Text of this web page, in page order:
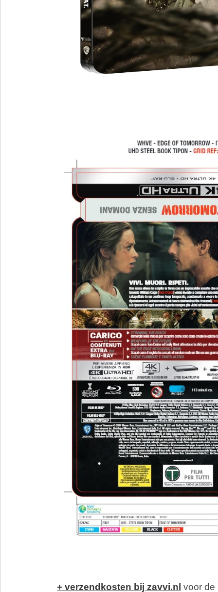
+ verzendkosten bij zavvi.nl voor de